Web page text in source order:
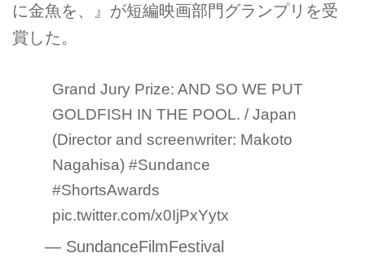
に金魚を、』が短編映画部門グランプリを受
賞した。
Grand Jury Prize: AND SO WE PUT
GOLDFISH IN THE POOL. / Japan
(Director and screenwriter: Makoto
Nagahisa)#Sundance
#ShortsAwards
pic.twitter.com/x0IjPxYytx
— SundanceFilmFestival